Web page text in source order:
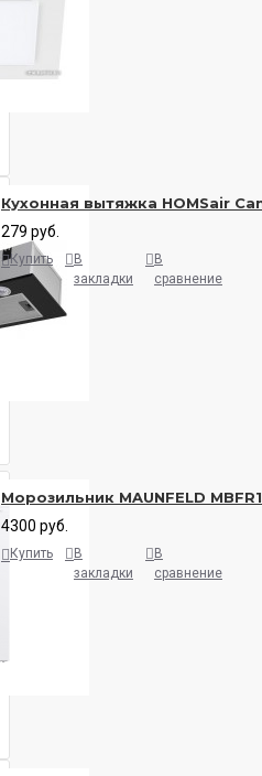
Кухонная вытяжка HOMSair
279 руб.
Купить
В
закладки
В
сравнение
Морозильник MAUNFELD
4300 руб.
Купить
В
закладки
В
сравнение